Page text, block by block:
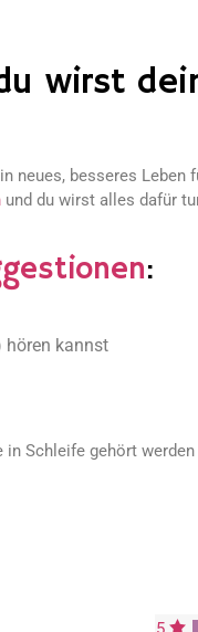
wirst
neues, besseres Leben
und du wirst alles dafür
:
hören kannst
Schleife gehört werden